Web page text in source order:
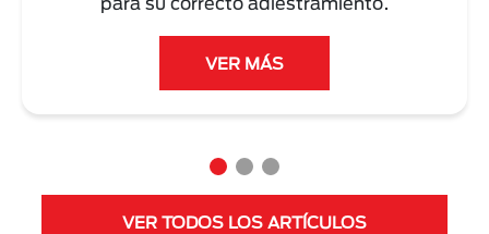
VER MÁS
VER TODOS LOS ARTÍCULOS